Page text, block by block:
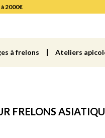
2000€
à frelons Ateliers
FRELONS